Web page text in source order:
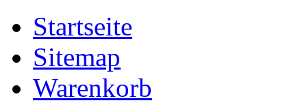
Startseite
Sitemap
Warenkorb